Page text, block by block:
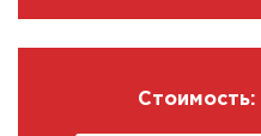
Стоимость: